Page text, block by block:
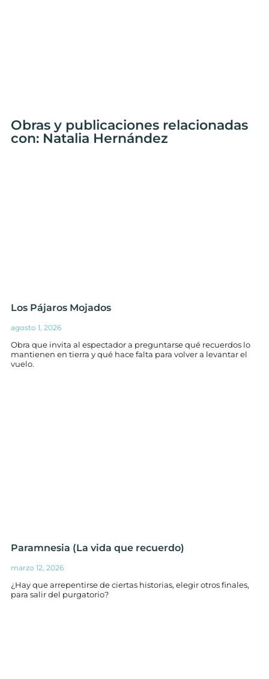
Obras y publicaciones relacionadas
con: Natalia Hernández
Los Pájaros Mojados
agosto 1, 2026
Obra que invita al espectador a preguntarse qué recuerdos lo
mantienen en tierra y qué hace falta para volver a levantar el
vuelo.
Paramnesia (La vida que recuerdo)
marzo 12, 2026
¿Hay que arrepentirse de ciertas historias, elegir otros finales,
para salir del purgatorio?